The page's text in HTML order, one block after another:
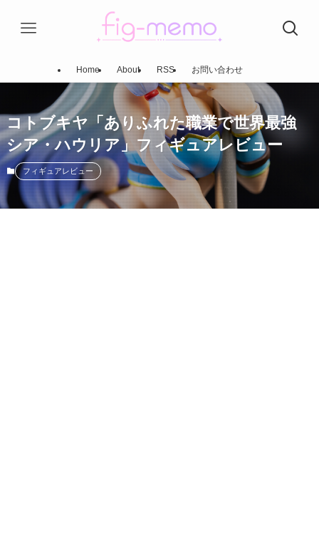
Home About RSS お問い合わせ
コトブキヤ「ありふれた職業で世界最強
シア・ハウリア」フィギュアレビュー
フィギュアレビュー